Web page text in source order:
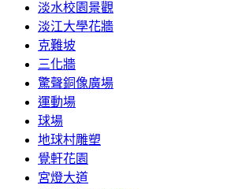
淡水校園景觀
淡江大學花牆
克難坡
三化牆
驚聲銅像廣場
運動場
球場
地球村雕塑
覺軒花園
宮燈大道